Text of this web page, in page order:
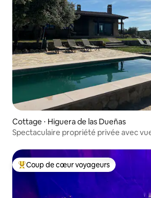
Cottage ⋅ Higuera de las Dueñas
Spectaculaire propriété privée avec
Coups de cœur voyageurs les plus
Coup de cœur voyageurs